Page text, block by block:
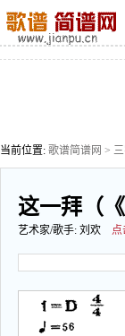
当前位置: 歌谱简谱网 >
这一拜（
艺术家/歌手: 刘欢 点